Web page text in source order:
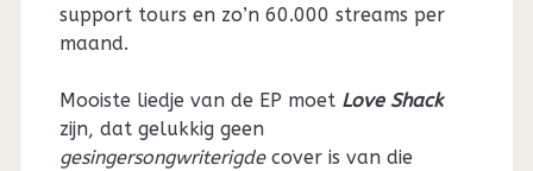
support tours en zo’n 60.000 streams per
maand.
Mooiste liedje van de EP moet Love Shack
zijn, dat gelukkig geen
gesingersongwriterigdecover is van die